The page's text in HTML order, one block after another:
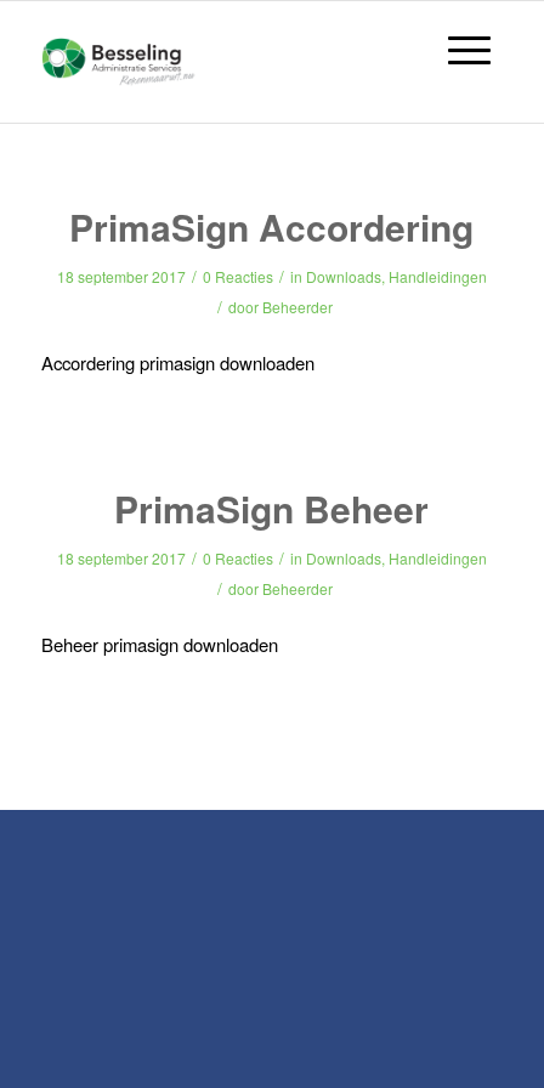
PrimaSign Accordering
18 september 2017 / 0 Reacties / in Downloads, Handleidingen
/ door Beheerder
Accordering primasign downloaden
PrimaSign Beheer
18 september 2017 / 0 Reacties / in Downloads, Handleidingen
/ door Beheerder
Beheer primasign downloaden